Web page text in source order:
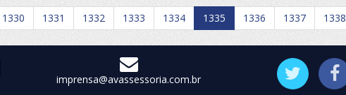
1330 1331 1332 1333 1334 1335 1336 1337 1338
imprensa@avassessoria.com.br